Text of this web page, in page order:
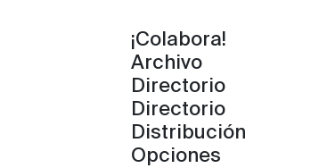
¡Colabora!
Archivo
Directorio
Directorio
Distribución
Opciones